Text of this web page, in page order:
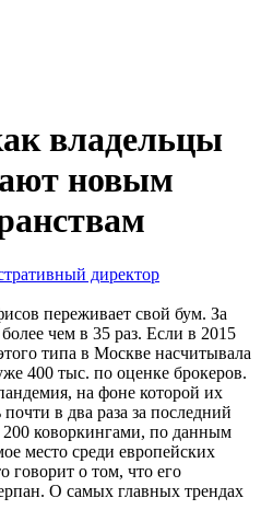
владельцы
новым
директор
переживает свой бум. За
чем в 35 раз. Если в 2015
типа в Москве насчитывала
400 тыс. по оценке брокеров.
на фоне которой их
в два раза за последний
200 коворкингами, по данным
место среди европейских
говорит о том, что его
О самых главных трендах